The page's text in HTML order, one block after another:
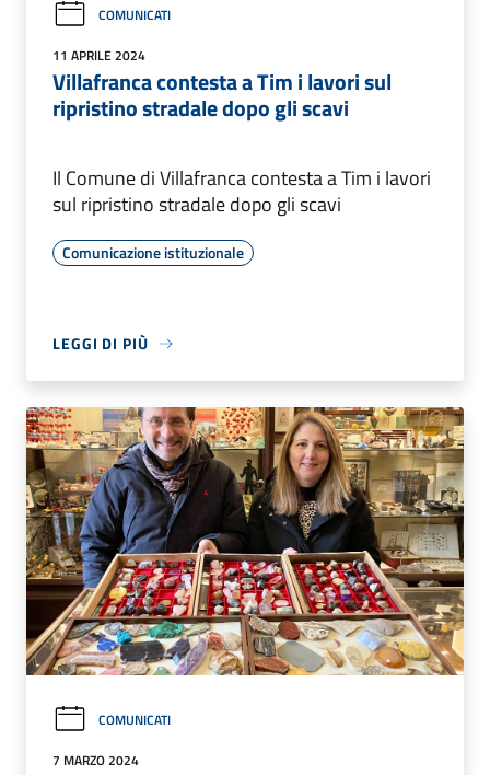
COMUNICATI
11 APRILE 2024
Villafranca contesta a Tim i lavori sul
ripristino stradale dopo gli scavi
Il Comune di Villafranca contesta a Tim i lavori
sul ripristino stradale dopo gli scavi
Comunicazione istituzionale
LEGGI DI PIÙ
COMUNICATI
7 MARZO 2024